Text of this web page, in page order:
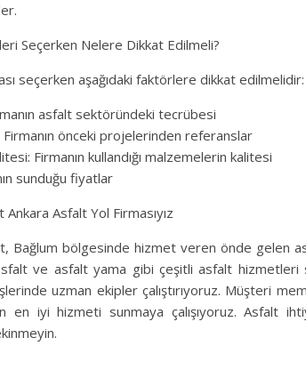
Seçerken Nelere Dikkat Edilmeli?
seçerken aşağıdaki faktörlere dikkat edilmelidir:
asfalt sektöründeki tecrübesi
önceki projelerinden referanslar
Firmanın kullandığı malzemelerin kalitesi
sunduğu fiyatlar
Asfalt Yol Firmasıyız
Bağlum bölgesinde hizmet veren önde gelen
ve asfalt yama gibi çeşitli asfalt hizmetleri
uzman ekipler çalıştırıyoruz. Müşteri
en iyi hizmeti sunmaya çalışıyoruz. Asfalt